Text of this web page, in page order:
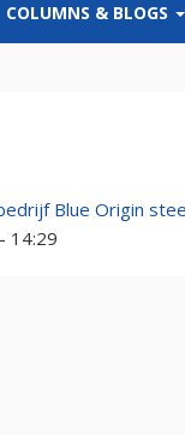
COLUMNS & BLOGS
Blue Origin
14:29